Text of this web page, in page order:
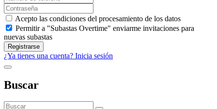
Acepto las condiciones del procesamiento de los datos
Permitir a "Subastas Overtime" enviarme invitaciones para
nuevas subastas
Registrarse
¿Ya tienes una cuenta? Inicia sesión
Buscar